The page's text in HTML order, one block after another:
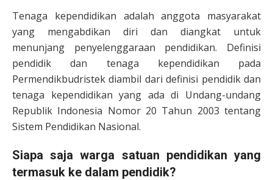
Tenaga kependidikan adalah anggota masyarakat
yang mengabdikan diri dan diangkat untuk
menunjang penyelenggaraan pendidikan. Definisi
pendidik dan tenaga kependidikan pada
Permendikbudristek diambil dari definisi pendidik dan
tenaga kependidikan yang ada di Undang-undang
Republik Indonesia Nomor 20 Tahun 2003 tentang
Sistem Pendidikan Nasional.
Siapa saja warga satuan pendidikan yang
termasuk ke dalam pendidik?